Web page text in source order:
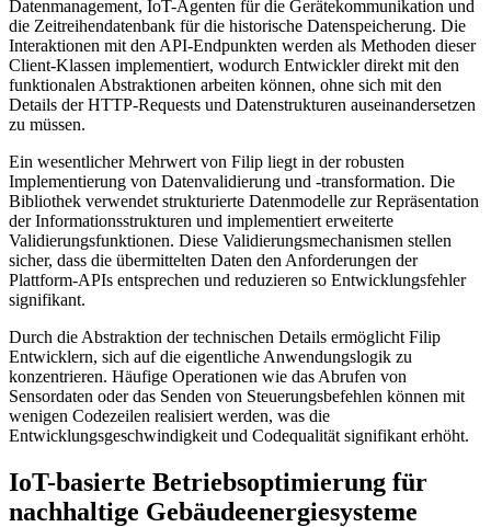
Datenmanagement, IoT-Agenten für die Gerätekommunikation und
die Zeitreihendatenbank für die historische Datenspeicherung. Die
Interaktionen mit den API-Endpunkten werden als Methoden dieser
Client-Klassen implementiert, wodurch Entwickler direkt mit den
funktionalen Abstraktionen arbeiten können, ohne sich mit den
Details der HTTP-Requests und Datenstrukturen auseinandersetzen
zu müssen.
Ein wesentlicher Mehrwert von Filip liegt in der robusten
Implementierung von Datenvalidierung und -transformation. Die
Bibliothek verwendet strukturierte Datenmodelle zur Repräsentation
der Informationsstrukturen und implementiert erweiterte
Validierungsfunktionen. Diese Validierungsmechanismen stellen
sicher, dass die übermittelten Daten den Anforderungen der
Plattform-APIs entsprechen und reduzieren so Entwicklungsfehler
signifikant.
Durch die Abstraktion der technischen Details ermöglicht Filip
Entwicklern, sich auf die eigentliche Anwendungslogik zu
konzentrieren. Häufige Operationen wie das Abrufen von
Sensordaten oder das Senden von Steuerungsbefehlen können mit
wenigen Codezeilen realisiert werden, was die
Entwicklungsgeschwindigkeit und Codequalität signifikant erhöht.
IoT-basierte Betriebsoptimierung für
nachhaltige Gebäudeenergiesysteme